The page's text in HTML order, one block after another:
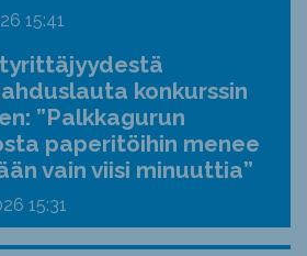
15:41
konkurssin
”Palkkagurun
paperitöihin menee
vain viisi minuuttia”
15:31